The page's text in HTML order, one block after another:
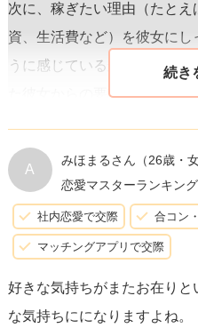
次に、稼ぎたい理由（たと
資、生活費など）を彼女に
うに感じているかを理解し
た彼女からの要請に、すぐ
彼女が愚痴や悪口を言うこと
場合は、冷静に自分の感情を
たも人間であり、いつもポジ
いこと、そして、そのよう
ことを、彼女に理解しても
A
みほまるさん （26歳・
恋愛マスターランキング
社内恋愛で交際 合コン
マッチングアプリで交際
好きな気持ちがまたお在り
な気持ちにになりますよね。